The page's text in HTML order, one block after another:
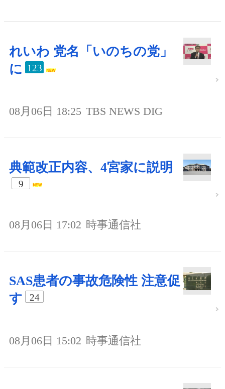
れいわ 党名「いのちの党」
に 123
08月06日 18:25 TBS NEWS DIG
典範改正内容、4宮家に説明
9
08月06日 17:02 時事通信社
SAS患者の事故危険性 注意促
す
24
08月06日 15:02 時事通信社